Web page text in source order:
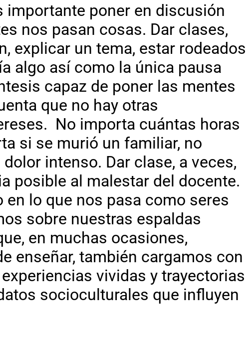
importante poner en discusión
nos pasan cosas. Dar clases,
explicar un tema, estar rodeados
algo así como la única pausa
capaz de poner las mentes
que no hay otras
No importa cuántas horas
si se murió un familiar, no
intenso. Dar clase, a veces,
posible al malestar del docente.
en lo que nos pasa como seres
sobre nuestras espaldas
en muchas ocasiones,
enseñar, también cargamos con
vividas y trayectorias
socioculturales que influyen